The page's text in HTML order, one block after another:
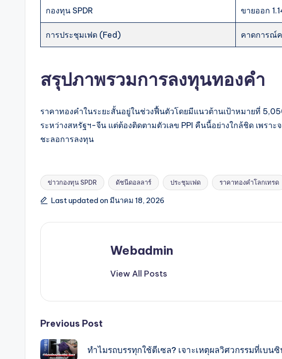
กองทุน SPDR ขายออก
การประชุมเฟด (Fed) คาดการณ์ค
สรุปภาพรวมการลงทุนทองคำ
ราคาทองคำในระยะสั้นอยู่ในช่วงฟื้นตัวโดยมีแนวต้านเป้าหมายที่
ระหว่างสหรัฐฯ-จีน แต่ต้องติดตามตัวเลข PPI คืนนี้อย่างใกล้ชิด เพร
ชะลอการลงทุน
Tags:
ข่าวกองทุน SPDR ดัชนีดอลลาร์ ประชุมเฟด ราคาทองคำโลกเทรด
Last updated on มีนาคม 18, 2026
Webadmin
View All Posts
Post
navigation
Previous Post
ทำไมรถบรรทุกใช้ดีเซล? เจาะเหตุผลวิศวกรรมที่เบน